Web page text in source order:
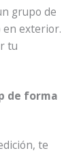
grupo de
en exterior.
tu
de forma
te